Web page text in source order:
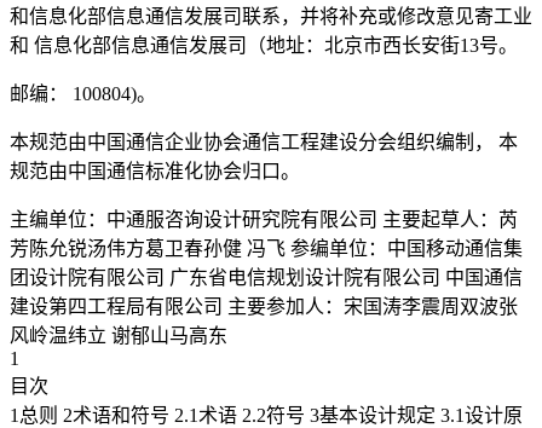
和信息化部信息通信发展司联系，并将补充或修改意见寄工业
和 信息化部信息通信发展司（地址：北京市西长安街13号。
邮编： 100804)。
本规范由中国通信企业协会通信工程建设分会组织编制， 本
规范由中国通信标准化协会归口。
主编单位：中通服咨询设计研究院有限公司 主要起草人：芮
芳陈允锐汤伟方葛卫春孙健 冯飞 参编单位：中国移动通信集
团设计院有限公司 广东省电信规划设计院有限公司 中国通信
建设第四工程局有限公司 主要参加人：宋国涛李震周双波张
风岭温纬立 谢郁山马高东
1
目次
1总则 2术语和符号 2.1术语 2.2符号 3基本设计规定 3.1设计原